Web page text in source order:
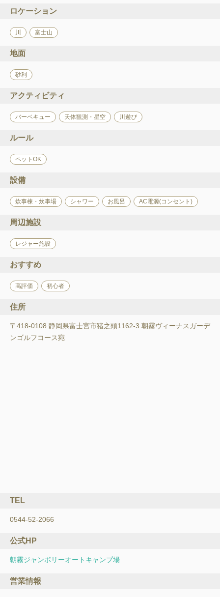
ロケーション
川 富士山
地面
砂利
アクティビティ
バーベキュー 天体観測・星空 川遊び
ルール
ペットOK
設備
炊事棟・炊事場 シャワー お風呂 AC電源(コンセント)
周辺施設
レジャー施設
おすすめ
高評価 初心者
住所
〒418-0108 静岡県富士宮市猪之頭1162-3 朝霧ヴィーナスガーデ
ンゴルフコース宛
TEL
0544-52-2066
公式HP
朝霧ジャンボリーオートキャンプ場
営業情報